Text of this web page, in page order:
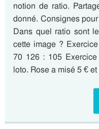
notion de ratio.
donné. Consignes
Dans quel ratio sont
cette image ?
70 126 : 105
loto. Rose a misé 5 €